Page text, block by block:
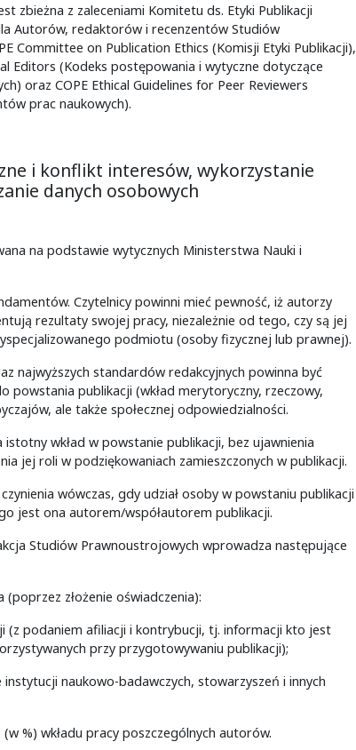
zbieżna z zaleceniami Komitetu ds. Etyki Publikacji
Autorów, redaktorów i recenzentów Studiów
Committee on Publication Ethics (Komisji Etyki Publikacji),
Editors (Kodeks postępowania i wytyczne dotyczące
oraz COPE Ethical Guidelines for Peer Reviewers
prac naukowych).
i konflikt interesów, wykorzystanie
danych osobowych
na podstawie wytycznych Ministerstwa Nauki i
Czytelnicy powinni mieć pewność, iż autorzy
rezultaty swojej pracy, niezależnie od tego, czy są jej
podmiotu (osoby fizycznej lub prawnej).
najwyższych standardów redakcyjnych powinna być
publikacji (wkład merytoryczny, rzeczowy,
ale także społecznej odpowiedzialności.
wkład w powstanie publikacji, bez ujawnienia
jej roli w podziękowaniach zamieszczonych w publikacji.
wówczas, gdy udział osoby w powstaniu publikacji
jest ona autorem/współautorem publikacji.
Studiów Prawnoustrojowych wprowadza następujące
złożenie oświadczenia):
(z podaniem afiliacji i kontrybucji, tj. informacji kto jest
przy przygotowywaniu publikacji);
naukowo-badawczych, stowarzyszeń i innych
%) wkładu pracy poszczególnych autorów.